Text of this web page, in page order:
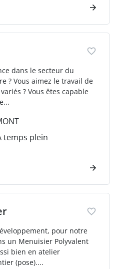
dans le secteur du
? Vous aimez le travail de
? Vous êtes capable
temps plein
pour notre
un Menuisier Polyvalent
bien en atelier
(pose)....